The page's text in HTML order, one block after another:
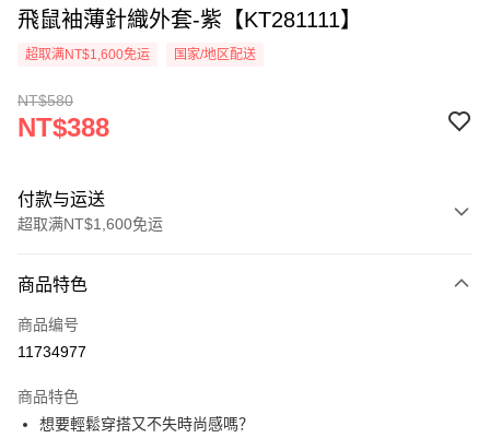
飛鼠袖薄針織外套-紫【KT281111】
超取满NT$1,600免运 国家/地区配送
NT$580
NT$388
付款与运送
超取满NT$1,600免运
信用卡一次付款
超商取货付款
Apple Pay
商品特色
商品编号
11734977
商品特色
想要輕鬆穿搭又不失時尚感嗎？